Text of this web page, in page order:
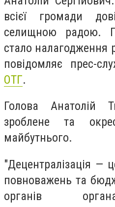
всієї громади
селищною радою.
стало налагодження
повідомляє прес-
ОТГ.
Голова Анатолій
зроблене та
майбутнього.
"Децентралізація —
повноважень та
органів